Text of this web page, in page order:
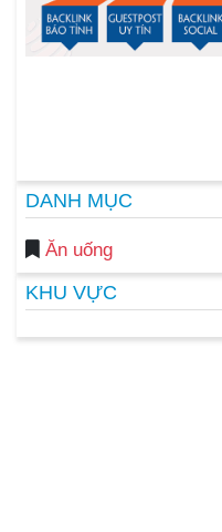
DANH MỤC
Ăn uống
KHU VỰC